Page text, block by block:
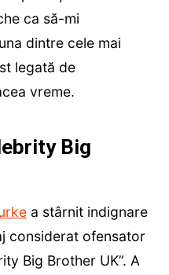
ca să-mi
dintre cele mai
legată de
vreme.
Big
a stârnit indignare
considerat ofensator
Big Brother UK”. A